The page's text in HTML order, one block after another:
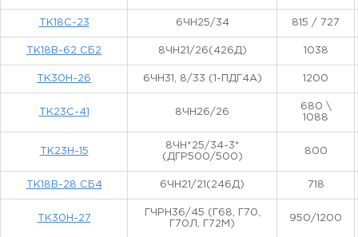
ТК18С-23 6ЧН25/34 815 / 727
ТК18В-62 СБ2 8ЧН21/26(426Д) 1038
ТК30Н-26 6ЧН31, 8/33 (1-ПДГ4А) 1200
ТК23С-41 8ЧН26/26
680 \
1088
ТК23Н-15
8ЧН*25/34-3*
(ДГР500/500)
800
ТК18В-28 СБ4 6ЧН21/21(246Д) 718
ТК30Н-27
ГЧРН36/45 (Г68, Г70,
Г70Л, Г72М)
950/1200